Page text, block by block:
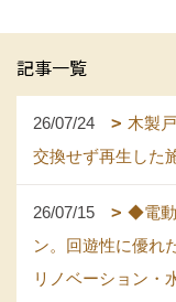
記事一覧
26/07/24
木製
交換せず再生した
26/07/15
◆電動
ン。回遊性に優れ
リノベーション・